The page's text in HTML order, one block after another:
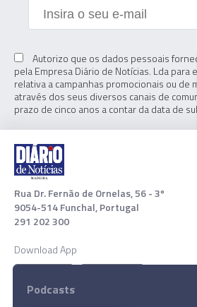
Autorizo que os dados pessoais
pela Empresa Diário de Notícias. Lda para
relativa a campanhas promocionais ou de
através dos seus diversos canais de
prazo de cinco anos a contar da data de
Rua Dr. Fernão de Ornelas, 56 - 3º
9054-514 Funchal, Portugal
291 202 300
Download App
Podcasts